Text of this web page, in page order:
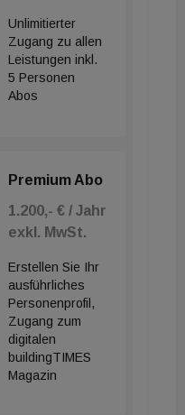
Unlimitierter
Zugang zu allen
Leistungen inkl.
5 Personen
Abos
Premium Abo
1.200,- € / Jahr
exkl. MwSt.
Erstellen Sie Ihr
ausführliches
Personenprofil,
Zugang zum
digitalen
buildingTIMES
Magazin